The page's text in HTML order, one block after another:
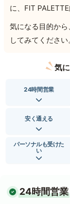
に、FIT
気になる目的か
してみてください
気
24時間営業
安く通える
パーソナルも受けた
い
24時間営業